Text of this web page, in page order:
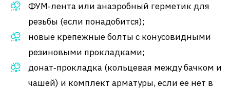
ФУМ‑лента или анаэробный герметик для
резьбы (если понадобится);
новые крепежные болты с конусовидными
резиновыми прокладками;
донат‑прокладка (кольцевая между бачком и
чашей) и комплект арматуры, если ее нет в